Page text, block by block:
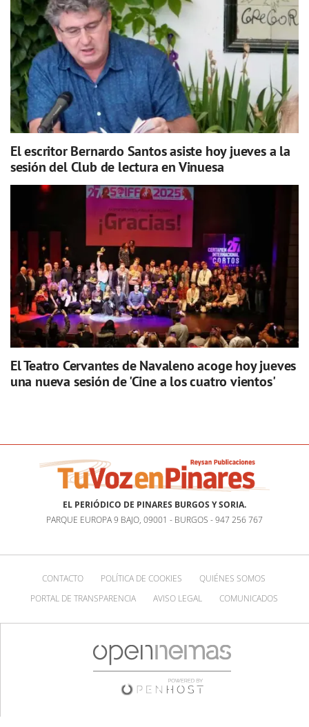
El escritor Bernardo Santos asiste hoy jueves a la
sesión del Club de lectura en Vinuesa
El Teatro Cervantes de Navaleno acoge hoy jueves
una nueva sesión de 'Cine a los cuatro vientos'
EL PERIÓDICO DE PINARES BURGOS Y SORIA.
PARQUE EUROPA 9 BAJO, 09001 - BURGOS - 947 256 767
CONTACTO POLÍTICA DE COOKIES
QUIÉNES SOMOS
PORTAL DE TRANSPARENCIA
AVISO LEGAL COMUNICADOS